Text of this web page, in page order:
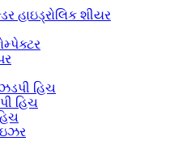
હાઇડ્રોલિક શીયર
હિચ
હિચ